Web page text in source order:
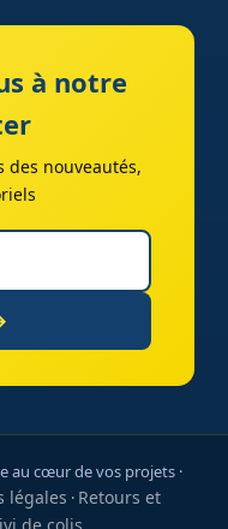
à notre
des nouveautés,
au cœur de vos projets ·
légales · Retours et